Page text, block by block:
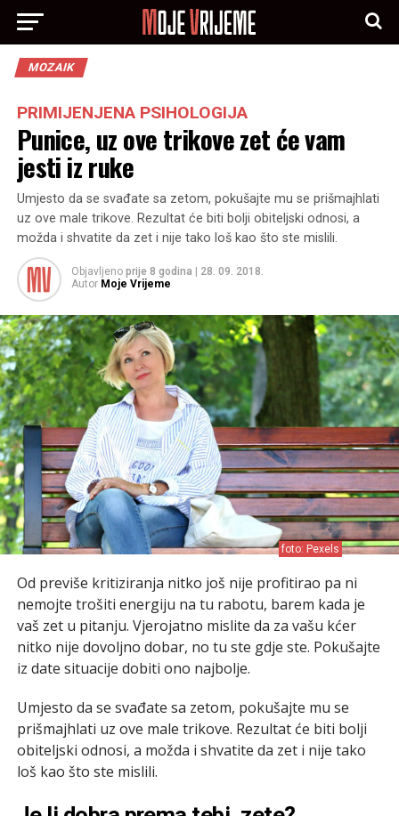
MOZAIK
PRIMIJENJENA PSIHOLOGIJA
Punice, uz ove trikove zet će vam
jesti iz ruke
Umjesto da se svađate sa zetom, pokušajte mu se prišmajhlati
uz ove male trikove. Rezultat će biti bolji obiteljski odnosi, a
možda i shvatite da zet i nije tako loš kao što ste mislili.
Objavljeno prije 8 godina
28. 09. 2018.
Autor Moje Vrijeme
foto: Pexels
Od previše kritiziranja nitko još nije profitirao pa ni
nemojte trošiti energiju na tu rabotu, barem kada je
vaš zet u pitanju. Vjerojatno mislite da za vašu kćer
nitko nije dovoljno dobar, no tu ste gdje ste. Pokušajte
iz date situacije dobiti ono najbolje.
Umjesto da se svađate sa zetom, pokušajte mu se
prišmajhlati uz ove male trikove. Rezultat će biti bolji
obiteljski odnosi, a možda i shvatite da zet i nije tako
loš kao što ste mislili.